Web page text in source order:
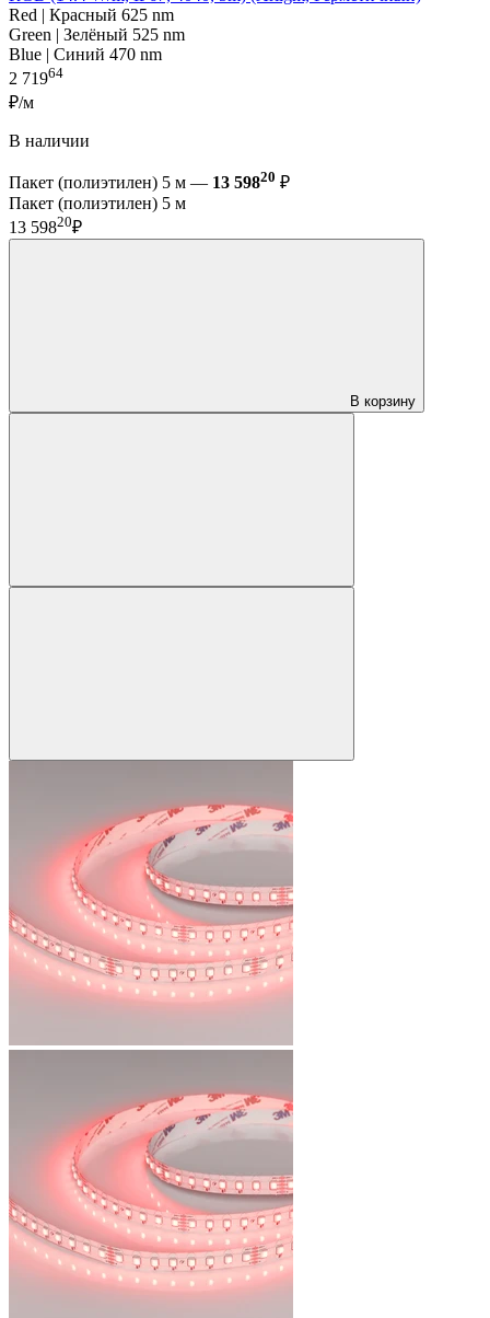
Red | Красный 625 nm
Green | Зелёный 525 nm
Blue | Синий 470 nm
2 71964
₽/м
В наличии
Пакет (полиэтилен) 5 м — 13 59820 ₽
Пакет (полиэтилен) 5 м
13 59820₽
В корзину